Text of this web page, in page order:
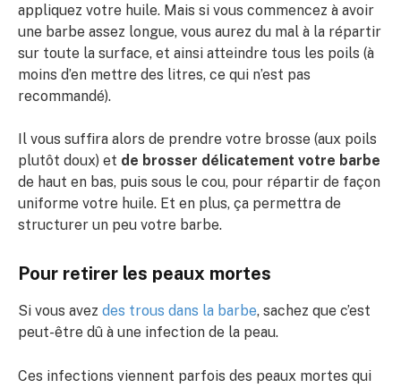
appliquez votre huile. Mais si vous commencez à avoir
une barbe assez longue, vous aurez du mal à la répartir
sur toute la surface, et ainsi atteindre tous les poils (à
moins d’en mettre des litres, ce qui n’est pas
recommandé).
Il vous suffira alors de prendre votre brosse (aux poils
plutôt doux) et de brosser délicatement votre barbe
de haut en bas, puis sous le cou, pour répartir de façon
uniforme votre huile. Et en plus, ça permettra de
structurer un peu votre barbe.
Pour retirer les peaux mortes
Si vous avez des trous dans la barbe, sachez que c’est
peut-être dû à une infection de la peau.
Ces infections viennent parfois des peaux mortes qui